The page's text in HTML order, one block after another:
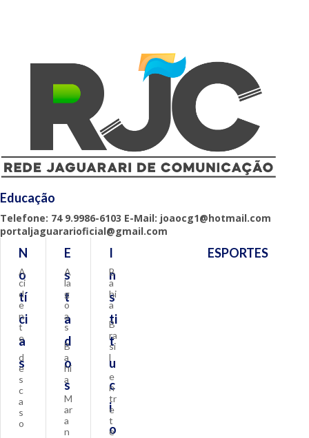
Educação
Telefone: 74 9.9986-6103 E-Mail: joaocg1@hotmail.com
portaljaguararioficial@gmail.com
N
o
tí
ci
a
s
A
ci
d
e
n
t
e
d
e
s
c
a
s
o
E
s
t
a
d
o
s
A
la
g
o
a
s
B
a
hi
a
M
ar
a
n
I
n
s
ti
t
u
c
i
o
B
a
hi
a
B
ra
si
l
e
n
tr
e
t
e
ESPORTES